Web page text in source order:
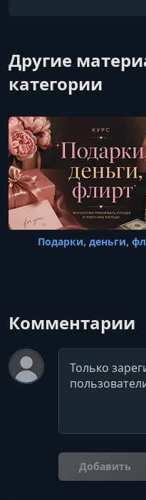
Другие
категории
Подарки, деньги,
Комментарии
Комментарий
Добавить